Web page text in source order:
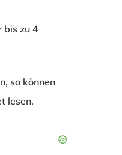
bis zu 4
so können
lesen.